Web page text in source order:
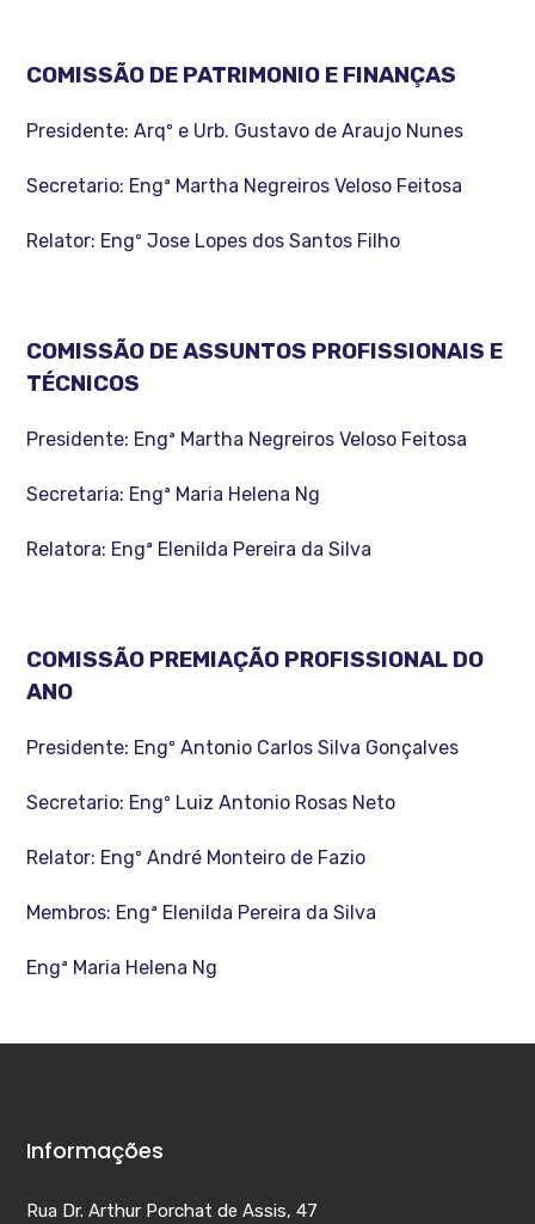
COMISSÃO DE PATRIMONIO E FINANÇAS
Presidente: Arqº e Urb. Gustavo de Araujo Nunes
Secretario: Engª Martha Negreiros Veloso Feitosa
Relator: Engº Jose Lopes dos Santos Filho
COMISSÃO DE ASSUNTOS PROFISSIONAIS E
TÉCNICOS
Presidente: Engª Martha Negreiros Veloso Feitosa
Secretaria: Engª Maria Helena Ng
Relatora: Engª Elenilda Pereira da Silva
COMISSÃO PREMIAÇÃO PROFISSIONAL DO
ANO
Presidente: Engº Antonio Carlos Silva Gonçalves
Secretario: Engº Luiz Antonio Rosas Neto
Relator: Engº André Monteiro de Fazio
Membros: Engª Elenilda Pereira da Silva
Engª Maria Helena Ng
Informações
Rua Dr. Arthur Porchat de Assis, 47